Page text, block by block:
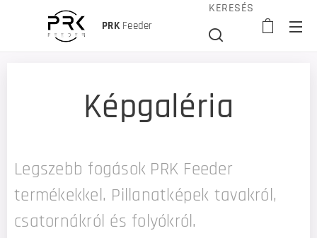
PRKFeeder
KERESÉS
Képgaléria
Legszebb fogások PRK Feeder
termékekkel. Pillanatképek tavakról,
csatornákról és folyókról.